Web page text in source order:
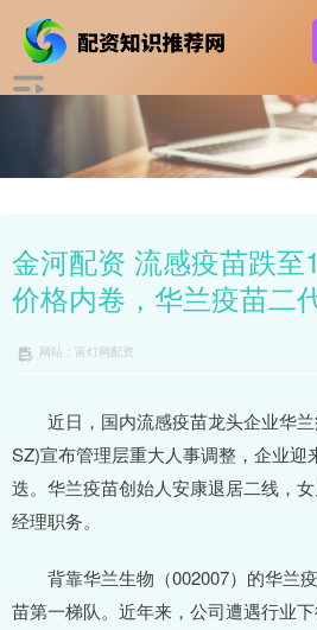
金河配资 流感疫苗跌至
价格内卷，华兰疫苗二
网站：富灯网配资
近日，国内流感疫苗龙头企业华兰
SZ)宣布管理层重大人事调整，企业迎
迭。华兰疫苗创始人安康退居二线，
经理职务。
背靠华兰生物（002007）的华兰
苗第一梯队。近年来，公司遭遇行业